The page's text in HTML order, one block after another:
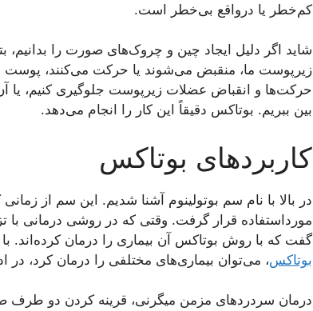
کم‌خطر یا درواقع بی‌خطر است.
شاید اگر دلیل ایجاد چین و چروک‌های صورت را بدانیم،
زیرپوست ما، منقبض می‌شوند یا حرکت می‌کنند، پوست
حرکت‌ها و انقباض عضلات زیرپوست جلوگیری کنیم، یا آن
بین ببریم. بوتاکس دقیقاً این کار را انجام می‌دهد.
کاربردهای بوتاکس
در بالا با نام سم بوتولینوم آشنا شدیم. این سم از
مورداستفاده قرار گرفت. وقتی که در روشی درمانی با
گفت که با روش بوتاکس آن بیماری را درمان کرده‌اند.
بوتاکس، می‌توان بیماری‌های مختلفی را درمان کرد، در
درمان سردردهای مزمن میگرنی، قرینه کردن دو طرف